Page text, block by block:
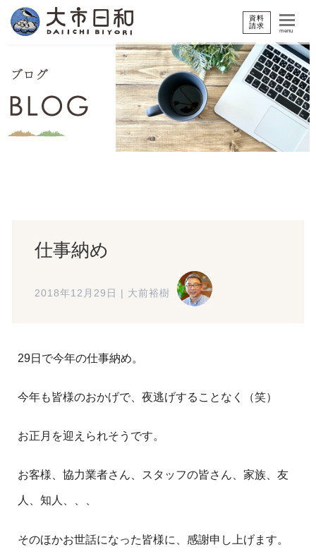
資料
請求
menu
仕事納め
2018年12月29日 大前裕樹
29日で今年の仕事納め。
今年も皆様のおかげで、夜逃げすることなく（笑）
お正月を迎えられそうです。
お客様、協力業者さん、スタッフの皆さん、家族、友
人、知人、、、
そのほかお世話になった皆様に、感謝申し上げます。